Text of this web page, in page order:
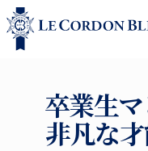
卒業生
非凡な